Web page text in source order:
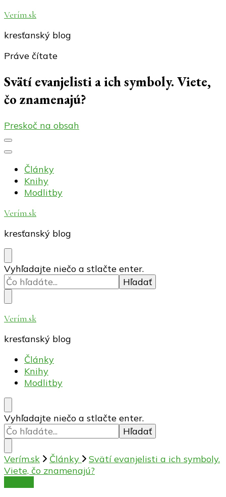
Verím.sk
kresťanský blog
Práve čítate
Svätí evanjelisti a ich symboly. Viete,
čo znamenajú?
Preskoč na obsah
Články
Knihy
Modlitby
Verím.sk
kresťanský blog
Hľadáte
niečo?
Vyhľadajte niečo a stlačte enter.
Verím.sk
kresťanský blog
Články
Knihy
Modlitby
Hľadáte
niečo?
Vyhľadajte niečo a stlačte enter.
Verím.sk Články
Svätí evanjelisti a ich symboly.
Viete, čo znamenajú?